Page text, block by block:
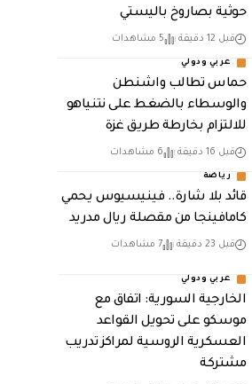
حوثية بصاروخ باليستي
قبل 12 دقيقة 5 مشاهدات
عربي ودولي
حماس تطالب واشنطن
والوسطاء بالضغط على نتنياهو
للالتزام بخارطة طريق غزة
قبل 16 دقيقة 6 مشاهدات
رياضة
قائد بلا شارة.. فينيسيوس يحمي
كامافينجا من مقصلة ريال مدريد
قبل 23 دقيقة 7 مشاهدات
عربي ودولي
الخارجية السورية: اتفاق مع
موسكو على تحويل القواعد
العسكرية الروسية لمراكز تدريب
مشتركة